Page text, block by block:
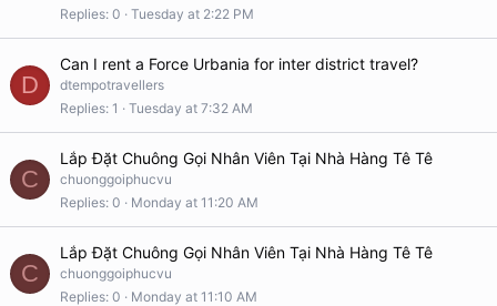
Replies 0 Tuesday at 2:22 PM
D
Can I rent a Force Urbania for inter district travel?
dtempotravellers
Replies 1 Tuesday at 7:32 AM
C
Lắp Đặt Chuông Gọi Nhân Viên Tại Nhà Hàng Tê Tê
chuonggoiphucvu
Replies 0 Monday at 11:20 AM
C
Lắp Đặt Chuông Gọi Nhân Viên Tại Nhà Hàng Tê Tê
chuonggoiphucvu
Replies 0 Monday at 11:10 AM